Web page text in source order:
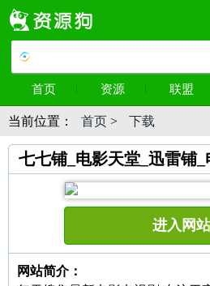
首页 资源 联盟
当前位置： 首页 > 下载
七七铺_电影天堂_迅雷铺
进入网站
网站简介：